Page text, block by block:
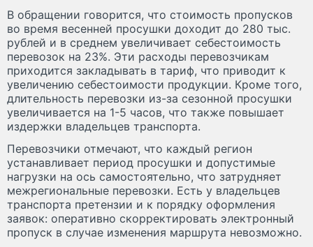
В обращении говорится, что стоимость пропусков
во время весенней просушки доходит до 280 тыс.
рублей и в среднем увеличивает себестоимость
перевозок на 23%. Эти расходы перевозчикам
приходится закладывать в тариф, что приводит к
увеличению себестоимости продукции. Кроме того,
длительность перевозки из-за сезонной просушки
увеличивается на 1-5 часов, что также повышает
издержки владельцев транспорта.
Перевозчики отмечают, что каждый регион
устанавливает период просушки и допустимые
нагрузки на ось самостоятельно, что затрудняет
межрегиональные перевозки. Есть у владельцев
транспорта претензии и к порядку оформления
заявок: оперативно скорректировать электронный
пропуск в случае изменения маршрута невозможно.